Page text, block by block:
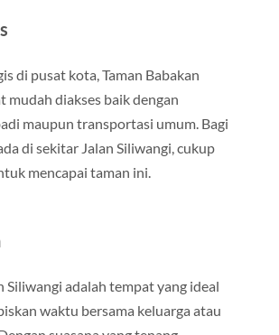
di pusat kota, Taman Babakan
mudah diakses baik dengan
maupun transportasi umum. Bagi
di sekitar Jalan Siliwangi, cukup
mencapai taman ini.
Siliwangi adalah tempat yang ideal
waktu bersama keluarga atau